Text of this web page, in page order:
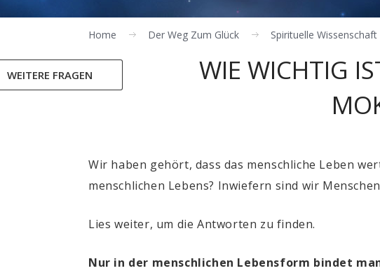
WEITERE FRAGEN
Home Der Weg Zum Glück Spirituelle Wissenschaft
WIE WICHTIG
Wir haben gehört, dass das menschliche Leben
menschlichen Lebens? Inwiefern sind wir
Lies weiter, um die Antworten zu finden.
Nur in der menschlichen Lebensform bindet